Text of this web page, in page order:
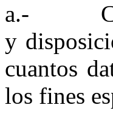
a.-
y
cuantos
los fines